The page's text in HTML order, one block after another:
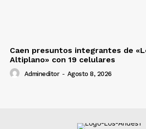
Caen presuntos integrantes de
Altiplano» con 19 celulares
Admineditor - Agosto 8, 2026